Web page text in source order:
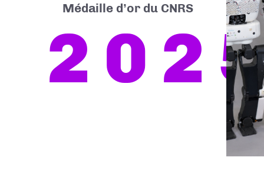
Médaille d’or du CNRS